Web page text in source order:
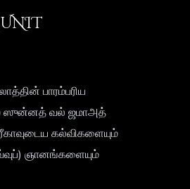
பாரம்பரிய
ஸுன்னத் வல் ஜமாஅத்
கல்விகளையும்
ஞானங்களையும்